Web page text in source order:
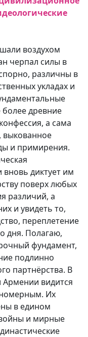
воздухом
черпал силы в
различны в
укладах и
древние
а сама
выкованное
и примирения.
диктует им
поверх любых
различий, а
и увидеть то,
переплетение
дня. Полагаю,
фундамент,
подлинно
партнёрства. В
Армении видится
Их
в едином
и мирные